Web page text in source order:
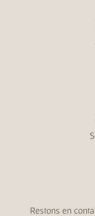
Restons en